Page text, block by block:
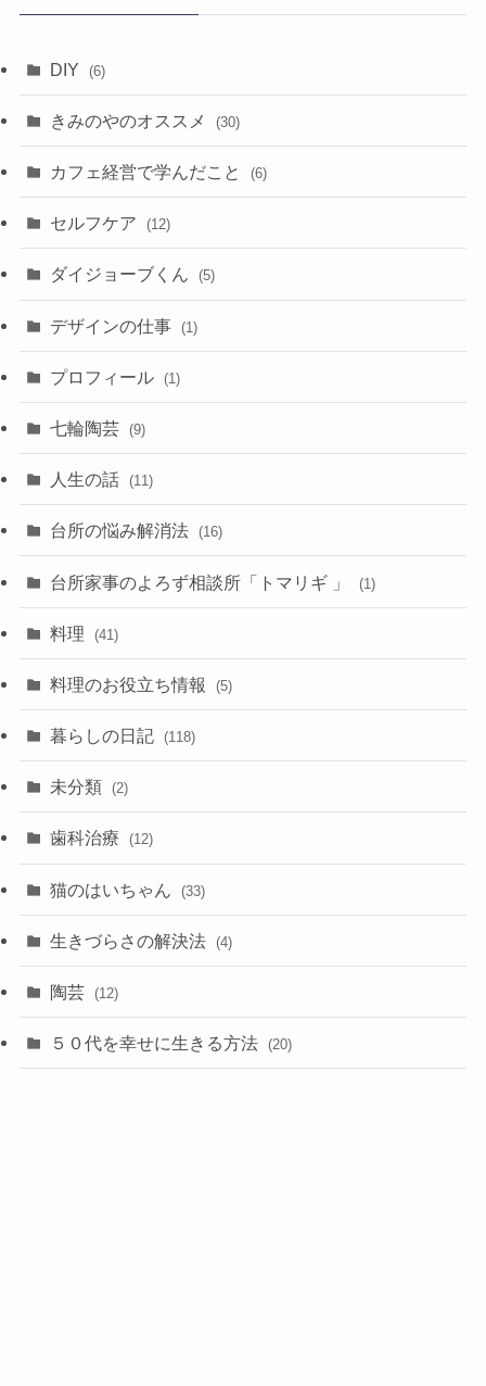
ブ
DIY (6)
きみのやのオススメ (30)
カフェ経営で学んだこと (6)
セルフケア (12)
ダイジョーブくん (5)
デザインの仕事 (1)
プロフィール (1)
七輪陶芸 (9)
人生の話 (11)
台所の悩み解消法 (16)
台所家事のよろず相談所「トマリギ 」 (1)
料理 (41)
料理のお役立ち情報 (5)
暮らしの日記 (118)
未分類 (2)
歯科治療 (12)
猫のはいちゃん (33)
生きづらさの解決法 (4)
陶芸 (12)
５０代を幸せに生きる方法 (20)